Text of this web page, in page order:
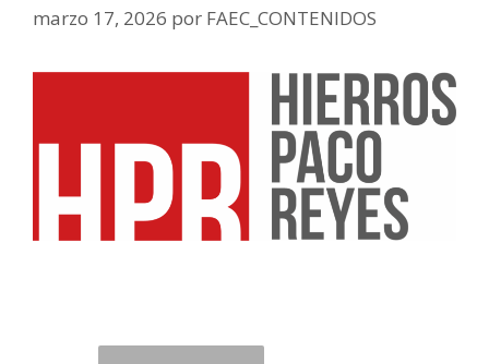
marzo 17, 2026 por FAEC_CONTENIDOS